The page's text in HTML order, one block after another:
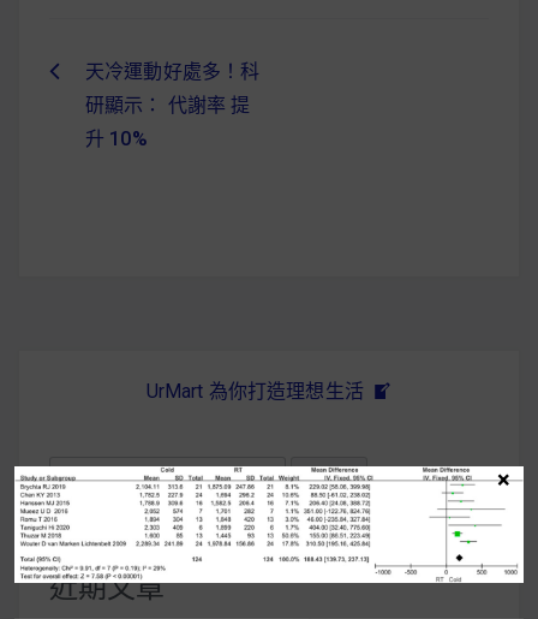
文
天冷運動好處多！科
研顯示： 代謝率 提
升 10%
UrMart 為你打造理想生活
搜
尋
關
鍵
字:
近期文章
×